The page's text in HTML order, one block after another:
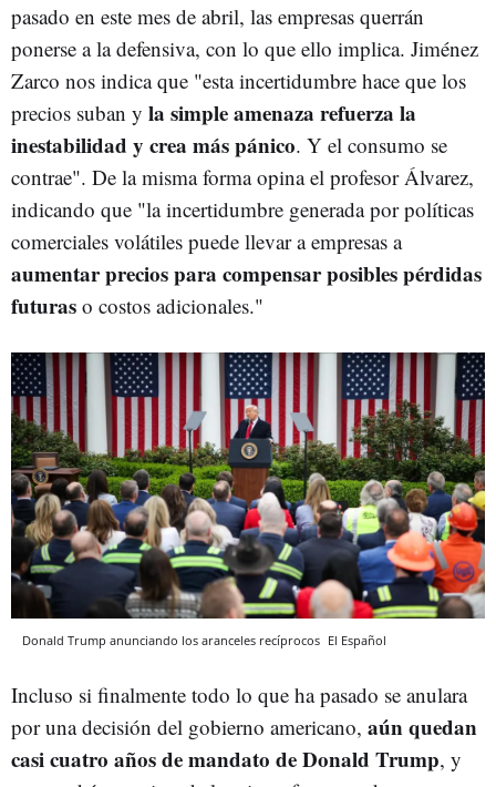
pasado en este mes de abril, las empresas querrán
ponerse a la defensiva, con lo que ello implica. Jiménez
Zarco nos indica que "esta incertidumbre hace que los
precios suban y la simple amenaza refuerza la
inestabilidad y crea más pánico. Y el consumo se
contrae". De la misma forma opina el profesor Álvarez,
indicando que "la incertidumbre generada por políticas
comerciales volátiles puede llevar a empresas a
aumentar precios para compensar posibles pérdidas
futuras o costos adicionales."
Donald Trump anunciando los aranceles recíprocos El Español
Incluso si finalmente todo lo que ha pasado se anulara
por una decisión del gobierno americano, aún quedan
casi cuatro años de mandato de Donald Trump, y